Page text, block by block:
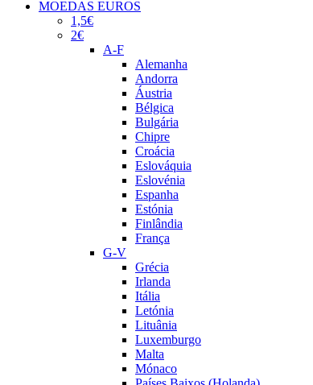
MOEDAS EUROS
1,5€
2€
A-F
Alemanha
Andorra
Áustria
Bélgica
Bulgária
Chipre
Croácia
Eslováquia
Eslovénia
Espanha
Estónia
Finlândia
França
G-V
Grécia
Irlanda
Itália
Letónia
Lituânia
Luxemburgo
Malta
Mónaco